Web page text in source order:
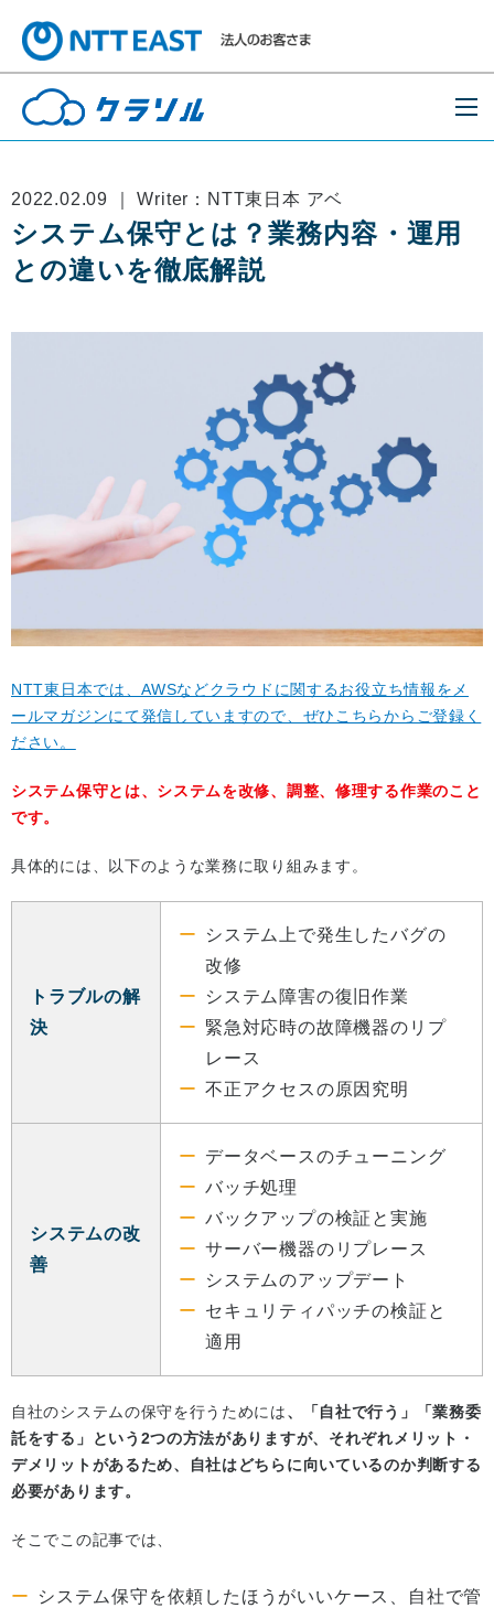
2022.02.09 ｜ Writer：NTT東日本 アベ
システム保守とは？業務内容・運用
との違いを徹底解説
NTT東日本では、AWSなどクラウドに関するお役立ち情報をメ
ールマガジンにて発信していますので、ぜひこちらからご登録く
ださい。
システム保守とは、システムを改修、調整、修理する作業のこと
です。
具体的には、以下のような業務に取り組みます。
トラブルの解
決
システム上で発生したバグの
改修
システム障害の復旧作業
緊急対応時の故障機器のリプ
レース
不正アクセスの原因究明
システムの改
善
データベースのチューニング
バッチ処理
バックアップの検証と実施
サーバー機器のリプレース
システムのアップデート
セキュリティパッチの検証と
適用
自社のシステムの保守を行うためには、「自社で行う」「業務委
託をする」という2つの方法がありますが、それぞれメリット・
デメリットがあるため、自社はどちらに向いているのか判断する
必要があります。
そこでこの記事では、
システム保守を依頼したほうがいいケース、自社で管